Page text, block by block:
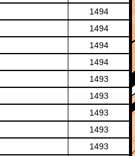
1494
1494
1494
1494
1493
1493
1493
1493
1493